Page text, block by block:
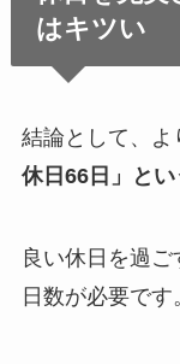
はキツい
結論として、よ
休日66日」と
良い休日を過
日数が必要です